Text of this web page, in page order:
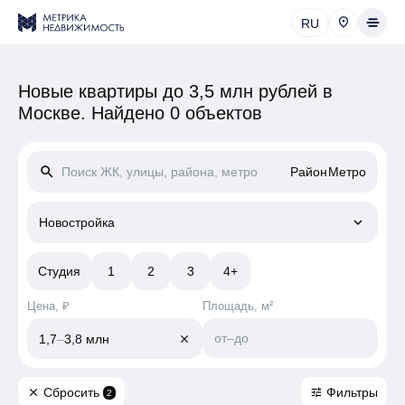
RU
Новые квартиры до 3,5 млн рублей в
Москве. Найдено 0 объектов
search РайонМетро
Новостройка keyboard_arrow_down
Студия 1 2 3 4+
Цена, ₽
1,7–3,8 млн close
Площадь, м²
от–до
close Сбросить 2 tune Фильтры